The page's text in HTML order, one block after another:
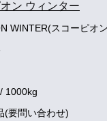
ン ウィンター
WINTER(スコーピオ
1000kg
(要問い合わせ)